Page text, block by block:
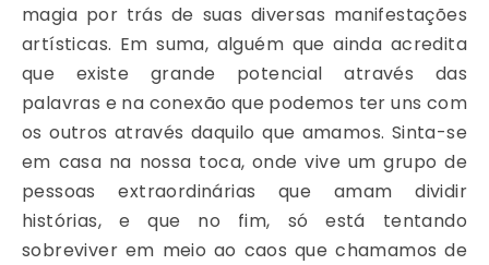
magia por trás de suas diversas manifestações
artísticas. Em suma, alguém que ainda acredita
que existe grande potencial através das
palavras e na conexão que podemos ter uns com
os outros através daquilo que amamos. Sinta-se
em casa na nossa toca, onde vive um grupo de
pessoas extraordinárias que amam dividir
histórias, e que no fim, só está tentando
sobreviver em meio ao caos que chamamos de